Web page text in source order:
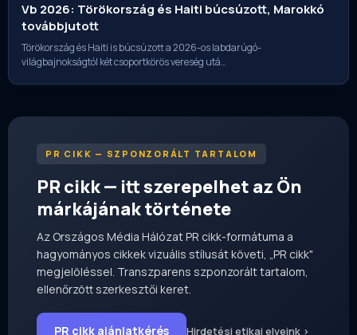
Vb 2026: Törökország és Haiti búcsúzott, Marokkó
továbbjutott
Törökország és Haiti is búcsúzott a 2026-os labdarúgó-
világbajnokságtól két csoportkörös vereség utá…
PR CIKK — SZPONZORÁLT TARTALOM
PR cikk — itt szerepelhet az Ön
márkájának története
Az Országos Média Hálózat PR cikk-formátuma a
hagyományos cikkek vizuális stílusát követi, „PR cikk"
megjelöléssel. Transzparens szponzorált tartalom,
ellenőrzött szerkesztői keret.
PR cikk ajánlatkérés Hirdetési etikai elveink ›